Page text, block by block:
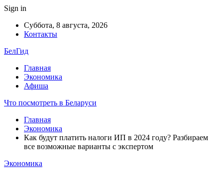
Sign in
Суббота, 8 августа, 2026
Контакты
БелГид
Главная
Экономика
Афиша
Что посмотреть в Беларуси
Главная
Экономика
Как будут платить налоги ИП в 2024 году? Разбираем
все возможные варианты с экспертом
Экономика